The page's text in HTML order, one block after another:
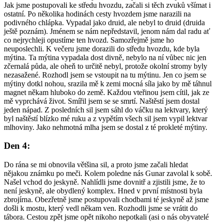
Jak jsme postupovali ke středu hvozdu, začali si těch zvuků všímat i
ostatní. Po několika hodinách cesty hvozdem jsme narazili na
podivného chlápka. Vypadal jako druid, ale nebyl to druid (druida
ještě poznám). Jménem se nám nepředstavil, jenom nám dal radu ať
co nejrychleji opustíme ten hvozd. Samozřejmě jsme ho
neuposlechli. K večeru jsme dorazili do středu hvozdu, kde byla
mýtina. Ta mýtina vypadala dost divně, nebylo na ní vůbec nic jen
zčernalá půda, ale oheň to určitě nebyl, protože okolní stromy byly
nezasažené. Rozhodl jsem se vstoupit na tu mýtinu. Jen co jsem se
mýtiny dotkl nohou, srazila mě k zemi mocná síla jako by mě táhnul
magnet někam hluboko do země. Každou vteřinou jsem cítil, jak ze
mě vyprchává život. Smířil jsem se se smrtí. Naštěstí jsem dostal
jeden nápad. Z posledních sil jsem sáhl do váčku na lektvary, který
byl naštěstí blízko mé ruku a z vypětím všech sil jsem vypil lektvar
mlhoviny. Jako nehmotná mlha jsem se dostal z té prokleté mýtiny.
Den 4:
Do rána se mi obnovila většina sil, a proto jsme začali hledat
nějakou známku po meči. Kolem poledne nás Gunar zavolal k sobě.
Našel vchod do jeskyně. Nahlídli jsme dovnitř a zjistili jsme, že to
není jeskyně, ale obydlený komplex. Hned v první místnosti byla
zbrojírna. Obezřetně jsme postupovali chodbami té jeskyně až jsme
došli k mostu, který vedl někam ven. Rozhodli jsme se vrátit do
tábora. Cestou zpět jsme opět nikoho nepotkali (asi o nás obyvatelé